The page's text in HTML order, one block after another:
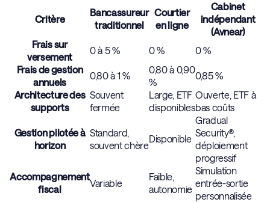
Critère
Bancassureur
traditionnel
Courtier
en ligne
Cabinet
indépendant
(Avnear)
Frais sur
versement
0 à 5 % 0 %
0 %
Frais de gestion
annuels
0,80 à 1 %
0,80 à 0,90
%
0,85 %
Architecture des
supports
Souvent
fermée
Large, ETF
disponibles
Ouverte, ETF à
bas coûts
Gestion pilotée à
horizon
Standard,
souvent chère
Disponible
Gradual
Security®,
déploiement
progressif
Accompagnement
fiscal
Variable
Faible,
autonomie
Simulation
entrée-sortie
personnalisée